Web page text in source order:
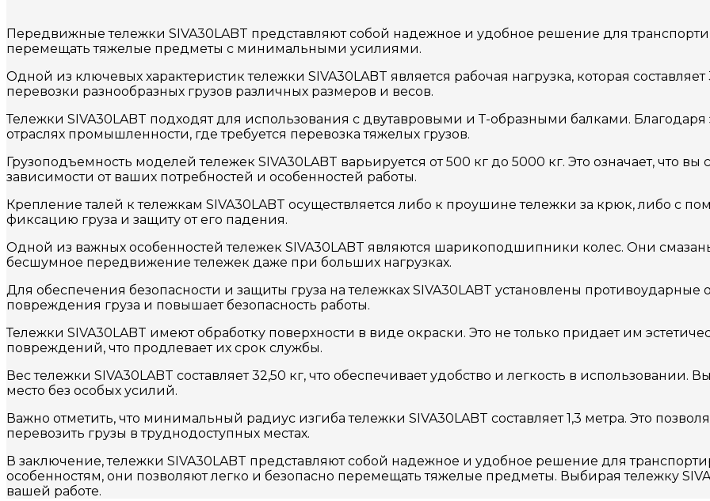
Передвижные тележки SIVA30LABT представляют собой надежное и удобное решение для
перемещать тяжелые предметы с минимальными усилиями.
Одной из ключевых характеристик тележки SIVA30LABT является рабочая нагрузка, которая
перевозки разнообразных грузов различных размеров и весов.
Тележки SIVA30LABT подходят для использования с двутавровыми и Т-образными балками.
отраслях промышленности, где требуется перевозка тяжелых грузов.
Грузоподъемность моделей тележек SIVA30LABT варьируется от 500 кг до 5000 кг. Это означает, что
зависимости от ваших потребностей и особенностей работы.
Крепление талей к тележкам SIVA30LABT осуществляется либо к проушине тележки за крюк, либо с
фиксацию груза и защиту от его падения.
Одной из важных особенностей тележек SIVA30LABT являются шарикоподшипники колес. Они
бесшумное передвижение тележек даже при больших нагрузках.
Для обеспечения безопасности и защиты груза на тележках SIVA30LABT установлены противоударные
повреждения груза и повышает безопасность работы.
Тележки SIVA30LABT имеют обработку поверхности в виде окраски. Это не только придает им
повреждений, что продлевает их срок службы.
Вес тележки SIVA30LABT составляет 32,50 кг, что обеспечивает удобство и легкость в использовании.
место без особых усилий.
Важно отметить, что минимальный радиус изгиба тележки SIVA30LABT составляет 1,3 метра. Это
перевозить грузы в труднодоступных местах.
В заключение, тележки SIVA30LABT представляют собой надежное и удобное решение для
особенностям, они позволяют легко и безопасно перемещать тяжелые предметы. Выбирая тележку
вашей работе.